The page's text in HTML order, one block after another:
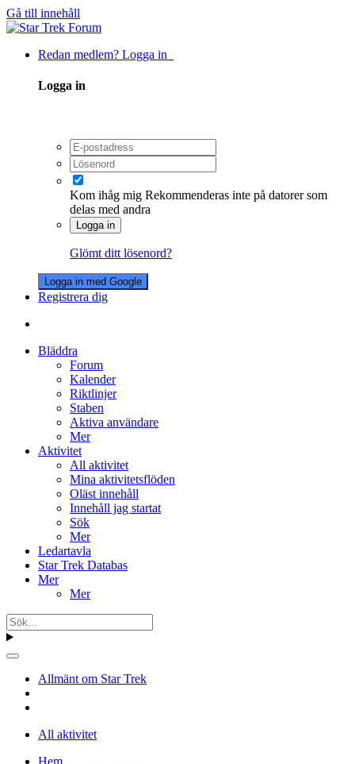
Gå till innehåll
Redan medlem? Logga in
Logga in
Kom ihåg mig Rekommenderas inte på datorer som
delas med andra
Logga in
Glömt ditt lösenord?
Logga in med Google
Registrera dig
Bläddra
Forum
Kalender
Riktlinjer
Staben
Aktiva användare
Mer
Aktivitet
All aktivitet
Mina aktivitetsflöden
Oläst innehåll
Innehåll jag startat
Sök
Mer
Ledartavla
Star Trek Databas
Mer
Mer
Allmänt om Star Trek
All aktivitet
Hem